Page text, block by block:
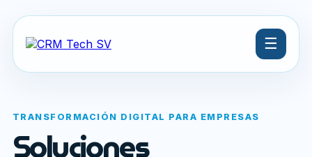
☰
TRANSFORMACIÓN DIGITAL PARA EMPRESAS
Soluciones